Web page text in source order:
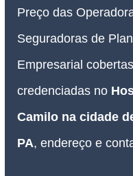
Preço das
Seguradoras de
Empresarial
credenciadas no
Camilo na cidade
PA, endereço e